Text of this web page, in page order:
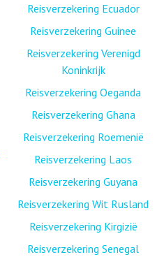
Reisverzekering Ecuador
Reisverzekering Guinee
Reisverzekering Verenigd
Koninkrijk
Reisverzekering Oeganda
Reisverzekering Ghana
Reisverzekering Roemenië
Reisverzekering Laos
Reisverzekering Guyana
Reisverzekering Wit Rusland
Reisverzekering Kirgizië
Reisverzekering Senegal